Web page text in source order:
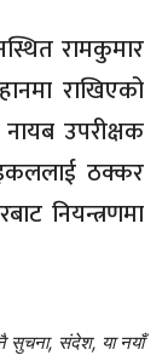
रामकुमार
राखिएको
नायब उपरीक्षक
ठक्कर
नियन्त्रणमा
सुचना, संदेश, या नयाँ